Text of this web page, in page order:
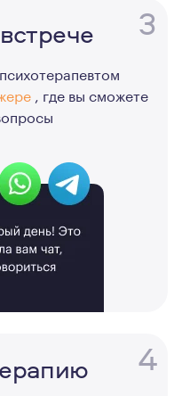
3
, где вы сможете
4